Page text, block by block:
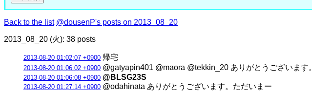
Back to the list @dousenP's posts on 2013_08_20
2013_08_20 (火): 38 posts
2013-08-20 01:02:07 +0900 帰宅
2013-08-20 01:06:02 +0900 @gatyapin401 @maora @tekkin_20 ありがとうございます
2013-08-20 01:06:08 +0900 @BLSG23S
2013-08-20 01:27:14 +0900 @odahinata ありがとうございます。ただいまー